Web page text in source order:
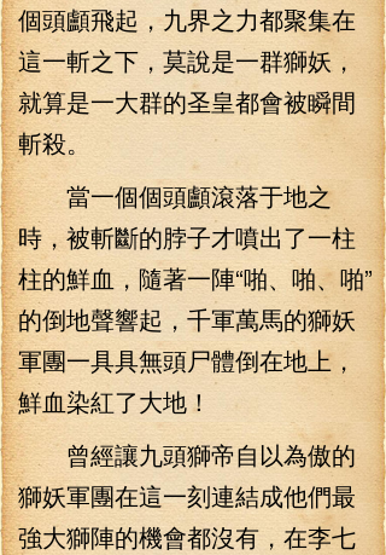
個頭顱飛起，九界之力都聚集在
這一斬之下，莫說是一群獅妖，
就算是一大群的圣皇都會被瞬間
斬殺。
當一個個頭顱滾落于地之
時，被斬斷的脖子才噴出了一柱
柱的鮮血，隨著一陣“啪、啪、啪”
的倒地聲響起，千軍萬馬的獅妖
軍團一具具無頭尸體倒在地上，
鮮血染紅了大地！
曾經讓九頭獅帝自以為傲的
獅妖軍團在這一刻連結成他們最
強大獅陣的機會都沒有，在李七